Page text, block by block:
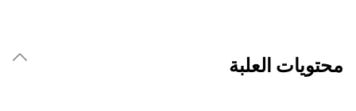
محتويات العلبة